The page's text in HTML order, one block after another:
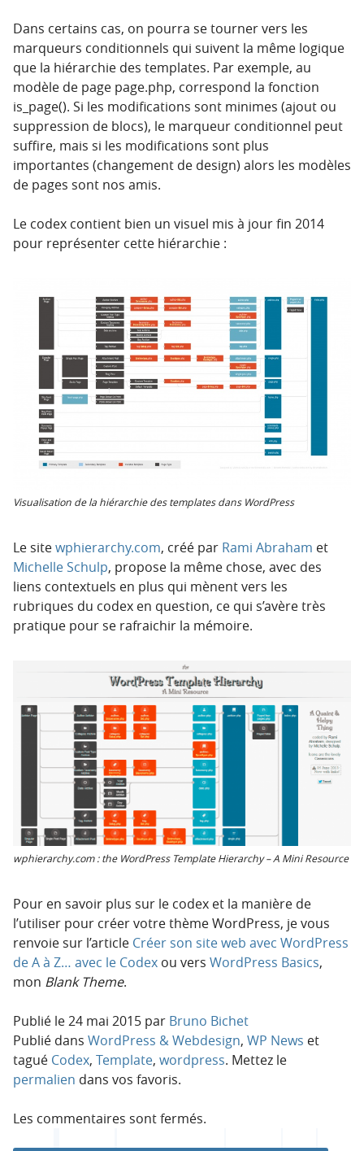
Dans certains cas, on pourra se tourner vers les
marqueurs conditionnels qui suivent la même logique
que la hiérarchie des templates. Par exemple, au
modèle de page page.php, correspond la fonction
is_page(). Si les modifications sont minimes (ajout ou
suppression de blocs), le marqueur conditionnel peut
suffire, mais si les modifications sont plus
importantes (changement de design) alors les modèles
de pages sont nos amis.
Le codex contient bien un visuel mis à jour fin 2014
pour représenter cette hiérarchie :
Visualisation de la hiérarchie des templates dans WordPress
Le sitewphierarchy.com, créé par Rami Abraham et
Michelle Schulp, propose la même chose, avec des
liens contextuels en plus qui mènent vers les
rubriques du codex en question, ce qui s’avère très
pratique pour se rafraichir la mémoire.
wphierarchy.com : the WordPress Template Hierarchy – A Mini Resource
Pour en savoir plus sur le codex et la manière de
l’utiliser pour créer votre thème WordPress, je vous
renvoie sur l’article Créer son site web avec WordPress
de A à Z… avec le Codex ou vers WordPress Basics,
mon Blank Theme.
Publié le24 mai 2015 par Bruno Bichet
Publié dans WordPress & Webdesign, WP News et
tagué Codex, Template, wordpress. Mettez le
permalien dans vos favoris.
Les commentaires sont fermés.